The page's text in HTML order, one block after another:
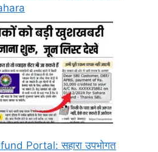
Portal: सहारा उपभोगत